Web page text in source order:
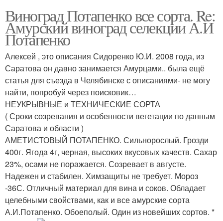
Виноград Потапенко все сорта. Re:
Амурский виноград селекции А.И
Потапенко
Алексей , это описания Сидоренко Ю.И. 2008 года, из
Саратова он давно занимается Амурцами.. была ещё
статья для съезда в Челябинске с описаниями- не могу
найти, попробуй через поисковик…
НЕУКРЫВНЫЕ и ТЕХНИЧЕСКИЕ СОРТА
( Сроки созревания и особенности вегетации по данным
Саратова и области )
АМЕТИСТОВЫЙ ПОТАПЕНКО. Сильнорослый. Грозди
400г. Ягода 4г, черная, высоких вкусовых качеств. Сахар
23%, осами не поражается. Созревает в августе.
Надежен и стабилен. Химзащиты не требует. Мороз
-36С. Отличный материал для вина и соков. Обладает
целебными свойствами, как и все амурские сорта
А.И.Потапенко. Обоеполый. Один из новейших сортов. *